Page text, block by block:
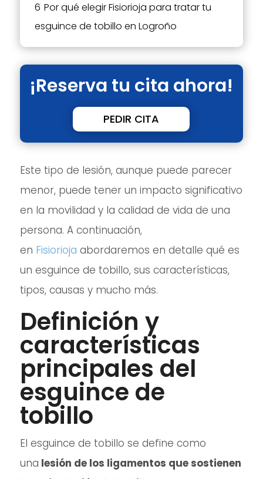
6 Por qué elegir Fisiorioja para tratar tu
esguince de tobillo en Logroño
¡Reserva tu cita ahora!
PEDIR CITA
Este tipo de lesión, aunque puede parecer
menor, puede tener un impacto significativo
en la movilidad y la calidad de vida de una
persona. A continuación,
en Fisiorioja abordaremos en detalle qué es
un esguince de tobillo, sus características,
tipos, causas y mucho más.
Definición y
características
principales del
esguince de
tobillo
El esguince de tobillo se define como
una lesión de los ligamentos que sostienen